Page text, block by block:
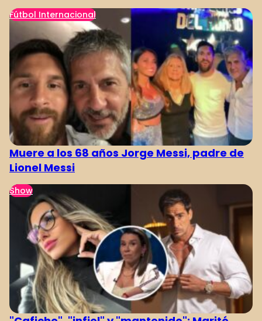
Fútbol Internacional
Muere a los 68 años Jorge Messi, padre de
Lionel Messi
Show